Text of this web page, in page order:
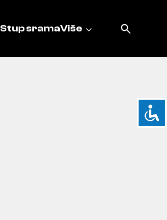
Stup sramaViše